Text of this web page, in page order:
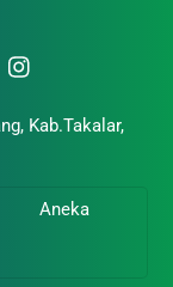
Kab.Takalar,
Aneka